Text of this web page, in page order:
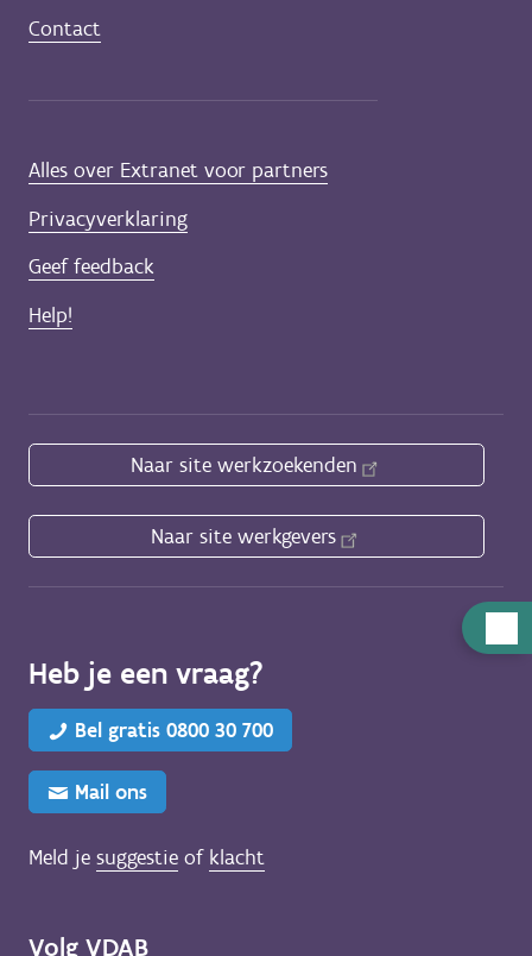
Contact
Alles over Extranet voor partners
Privacyverklaring
Geef feedback
Help!
Naar site werkzoekenden
Naar site werkgevers
Heb je een vraag?
Bel gratis 0800 30 700
Mail ons
Meld je suggestie of klacht
Volg VDAB